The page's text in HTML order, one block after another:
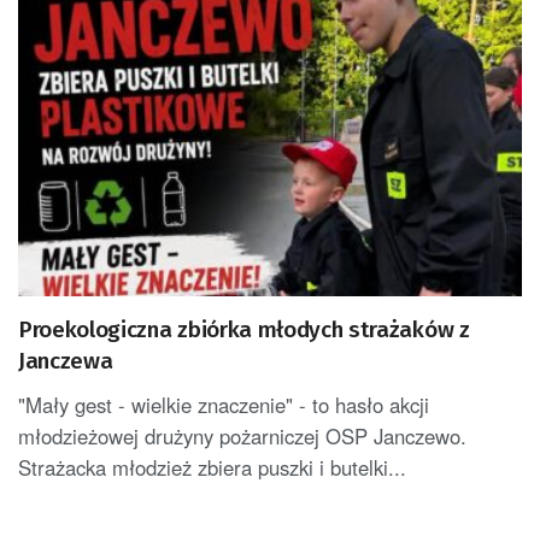
Proekologiczna zbiórka młodych strażaków z
Janczewa
"Mały gest - wielkie znaczenie" - to hasło akcji
młodzieżowej drużyny pożarniczej OSP Janczewo.
Strażacka młodzież zbiera puszki i butelki...